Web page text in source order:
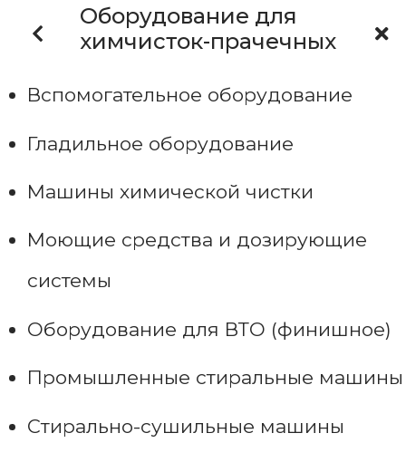
Оборудование для
химчисток-прачечных
Вспомогательное оборудование
Гладильное оборудование
Машины химической чистки
Моющие средства и дозирующие
системы
Оборудование для ВТО (финишное)
Промышленные стиральные машины
Стирально-сушильные машины